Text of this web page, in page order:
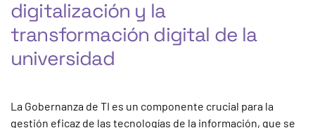
digitalización y la
transformación digital de la
universidad
La Gobernanza de TI es un componente crucial para la
gestión eficaz de las tecnologías de la información, que se